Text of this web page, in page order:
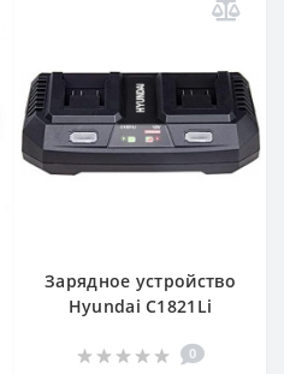
Зарядное устройство
Hyundai C1821Li
0